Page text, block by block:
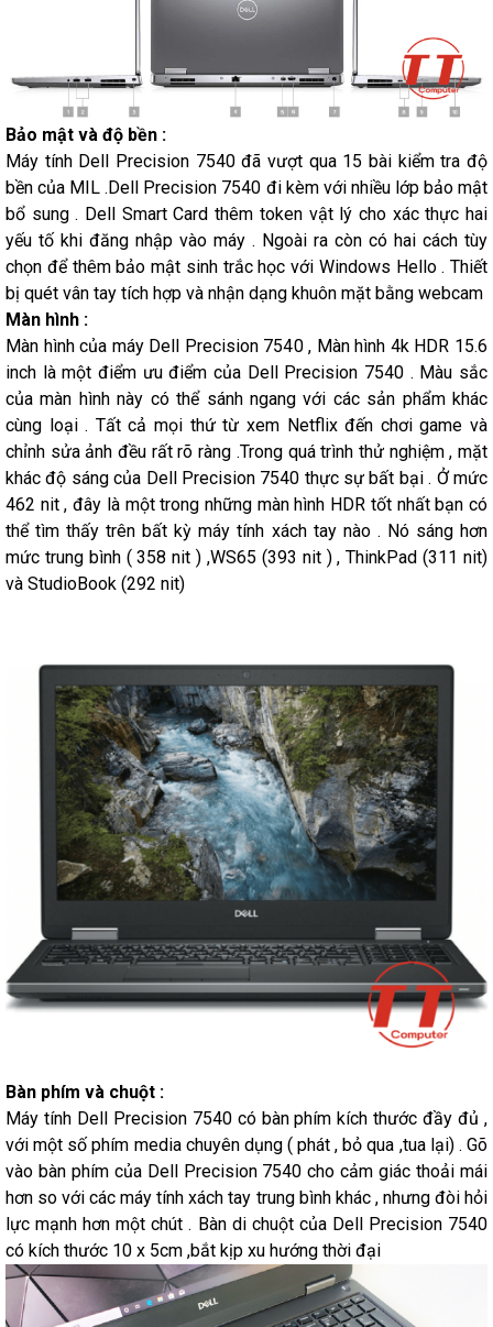
Bảo mật và độ bền :
Máy tính Dell Precision 7540 đã vượt qua 15 bài kiểm tra độ
bền của MIL .Dell Precision 7540 đi kèm với nhiều lớp bảo mật
bổ sung . Dell Smart Card thêm token vật lý cho xác thực hai
yếu tố khi đăng nhập vào máy . Ngoài ra còn có hai cách tùy
chọn để thêm bảo mật sinh trắc học với Windows Hello . Thiết
bị quét vân tay tích hợp và nhận dạng khuôn mặt bằng webcam
Màn hình :
Màn hình của máy Dell Precision 7540 , Màn hình 4k HDR 15.6
inch là một điểm ưu điểm của Dell Precision 7540 . Màu sắc
của màn hình này có thể sánh ngang với các sản phẩm khác
cùng loại . Tất cả mọi thứ từ xem Netflix đến chơi game và
chỉnh sửa ảnh đều rất rõ ràng .Trong quá trình thử nghiệm , mặt
khác độ sáng của Dell Precision 7540 thực sự bất bại . Ở mức
462 nit , đây là một trong những màn hình HDR tốt nhất bạn có
thể tìm thấy trên bất kỳ máy tính xách tay nào . Nó sáng hơn
mức trung bình ( 358 nit ) ,WS65 (393 nit ) , ThinkPad (311 nit)
và StudioBook (292 nit)
Bàn phím và chuột :
Máy tính Dell Precision 7540 có bàn phím kích thước đầy đủ ,
với một số phím media chuyên dụng ( phát , bỏ qua ,tua lại) . Gõ
vào bàn phím của Dell Precision 7540 cho cảm giác thoải mái
hơn so với các máy tính xách tay trung bình khác , nhưng đòi hỏi
lực mạnh hơn một chút . Bàn di chuột của Dell Precision 7540
có kích thước 10 x 5cm ,bắt kịp xu hướng thời đại